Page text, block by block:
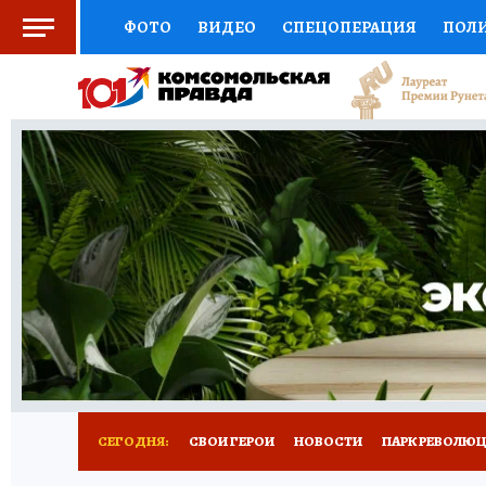
ФОТО ВИДЕО СПЕЦОПЕРАЦИЯ
СОЦПОДДЕРЖКА НАУКА СПОРТ
ВЫБОР ЭКСПЕРТОВ ДОКТОР
КНИЖНАЯ ПОЛКА ПРОГНОЗЫ НА СПОРТ
ПРЕСС-ЦЕНТР НЕДВИЖИМОСТЬ
ВСЕ О КП РАДИО КП РЕКЛАМА ТЕСТЫ
СЕГОДНЯ: СВОИ ГЕРОИ НОВОСТИ ПАРК